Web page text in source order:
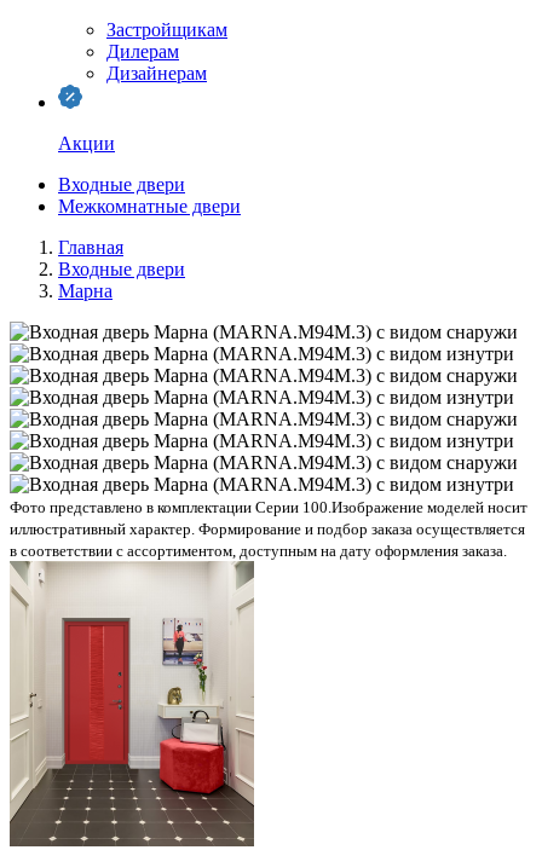
Застройщикам
Дилерам
Дизайнерам
Акции
Входные двери
Межкомнатные двери
Главная
Входные двери
Марна
Фото представлено в комплектации Серии 100.Изображение моделей носит
иллюстративный характер. Формирование и подбор заказа осуществляется
в соответствии с ассортиментом, доступным на дату оформления заказа.